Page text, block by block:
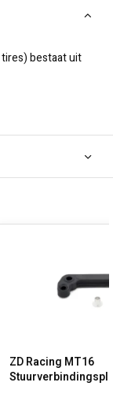
bestaat uit
ZD Racing MT16